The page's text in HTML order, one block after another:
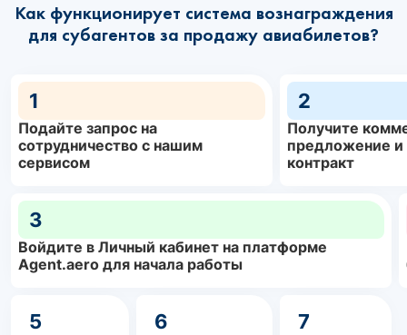
Как функционирует система вознаграждения
для субагентов за продажу авиабилетов?
1
Подайте запрос на
сотрудничество с нашим
сервисом
2
Получите
предложение и
контракт
3
Войдите в Личный кабинет на платформе
Agent.aero для начала работы
5 6 7